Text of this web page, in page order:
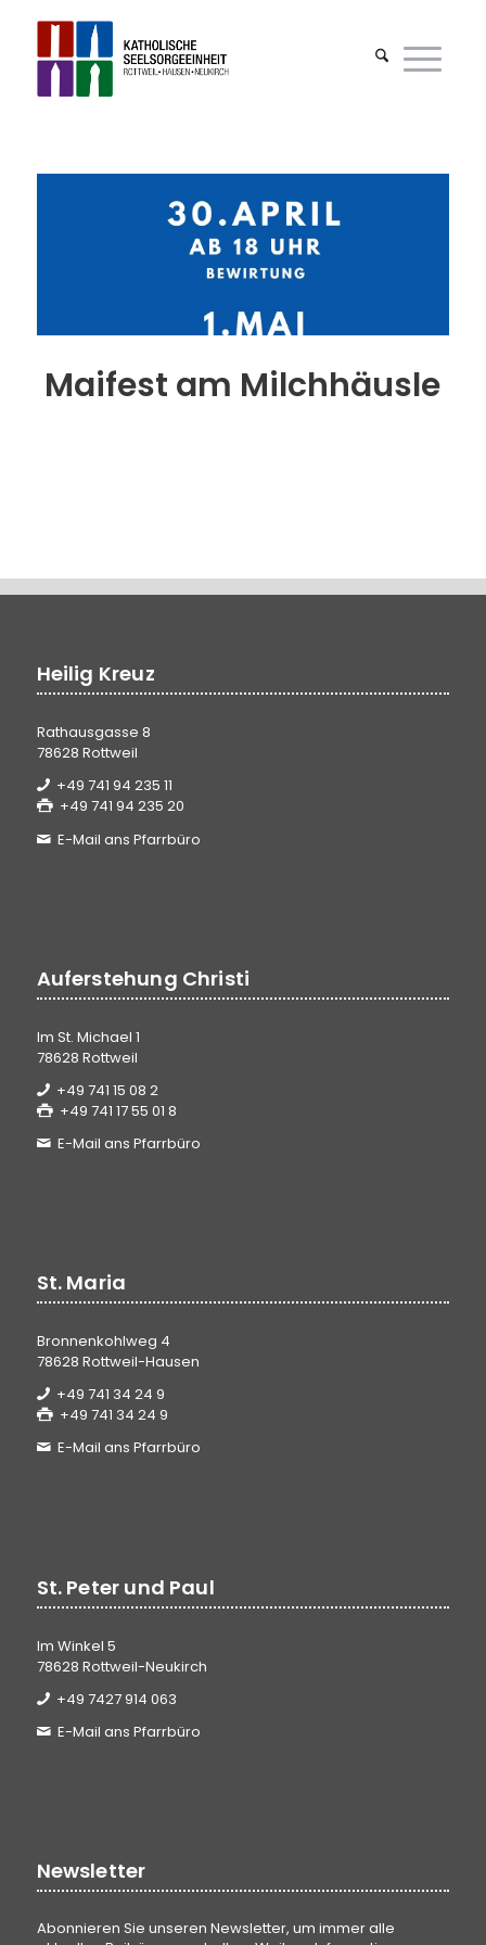
Maifest am Milchhäusle
Heilig Kreuz
Rathausgasse 8
78628 Rottweil
+49 741 94 235 11
+49 741 94 235 20
E-Mail ans Pfarrbüro
Auferstehung Christi
Im St. Michael 1
78628 Rottweil
+49 741 15 08 2
+49 741 17 55 01 8
E-Mail ans Pfarrbüro
St. Maria
Bronnenkohlweg 4
78628 Rottweil-Hausen
+49 741 34 24 9
+49 741 34 24 9
E-Mail ans Pfarrbüro
St. Peter und Paul
Im Winkel 5
78628 Rottweil-Neukirch
+49 7427 914 063
E-Mail ans Pfarrbüro
Newsletter
Abonnieren Sie unseren Newsletter, um immer alle